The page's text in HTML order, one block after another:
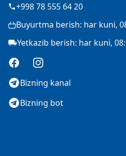
+998 78 555 64 20
Buyurtma berish: har kuni,
Yetkazib berish: har kuni,
FacebookInstagram
Bizning kanal
Bizning bot